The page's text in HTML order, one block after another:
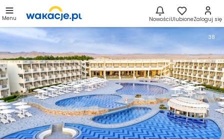
Menu NowościUlubioneZaloguj się
38